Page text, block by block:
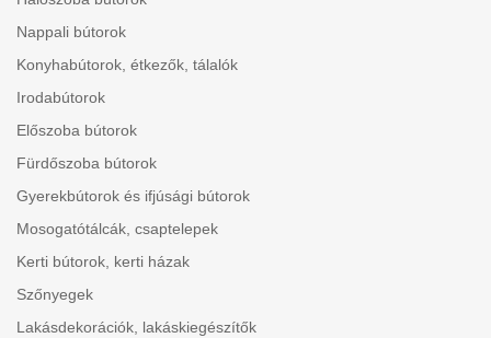
Nappali bútorok
Konyhabútorok, étkezők, tálalók
Irodabútorok
Előszoba bútorok
Fürdőszoba bútorok
Gyerekbútorok és ifjúsági bútorok
Mosogatótálcák, csaptelepek
Kerti bútorok, kerti házak
Szőnyegek
Lakásdekorációk, lakáskiegészítők